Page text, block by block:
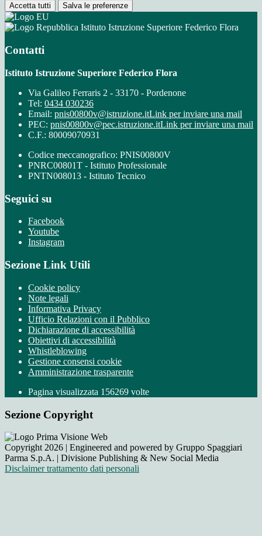
Accetta tutti Salva le preferenze
Istituto Istruzione Superiore Federico Flora
Contatti
Istituto Istruzione Superiore Federico Flora
Via Galileo Ferraris 2 - 33170 - Pordenone
Tel: 0434 030236
Email: pnis00800v@istruzione.itLink per inviare una mail
PEC: pnis00800v@pec.istruzione.itLink per inviare una mail
C.F.: 80009070931
Codice meccanografico: PNIS00800V
PNRC00801T - Istituto Professionale
PNTN008013 - Istituto Tecnico
Seguici su
Facebook
Youtube
Instagram
Sezione Link Utili
Cookie policy
Note legali
Informativa Privacy
Ufficio Relazioni con il Pubblico
Dichiarazione di accessibilità
Obiettivi di accessibilità
Whistleblowing
Gestione consensi cookie
Amministrazione trasparente
Pagina visualizzata 156269 volte
Sezione Copyright
Copyright 2026 | Engineered and powered by Gruppo Spaggiari
Parma S.p.A. | Divisione Publishing & New Social Media
Disclaimer trattamento dati personali